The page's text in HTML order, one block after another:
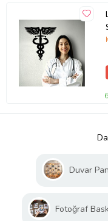
Duvar
Fotoğraf